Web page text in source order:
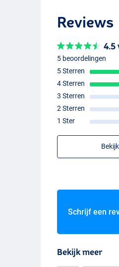
Reviews
4.5
5 beoordelingen
5 Sterren
4 Sterren
3 Sterren
2 Sterren
1 Ster
Schrijf een
Bekijk meer